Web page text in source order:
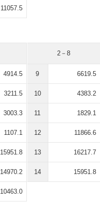
11057.5
4914.5
3211.5
3003.3
1107.1
15951.8
14970.2
10463.0
2－8
9 6619.5
10 4383.2
11 1829.1
12 11866.6
13 16217.7
14 15951.8